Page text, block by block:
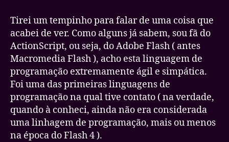
Tirei um tempinho para falar de uma coisa que
acabei de ver. Como alguns já sabem, sou fã do
ActionScript, ou seja, do Adobe Flash ( antes
Macromedia Flash ), acho esta linguagem de
programação extremamente ágil e simpática.
Foi uma das primeiras linguagens de
programação na qual tive contato ( na verdade,
quando à conheci, ainda não era considerada
uma linhagem de programação, mais ou menos
na época do Flash 4 ).